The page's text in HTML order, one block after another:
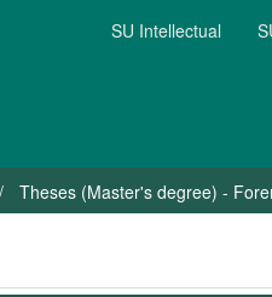
SU Intellectual
Theses (Master's degree) -